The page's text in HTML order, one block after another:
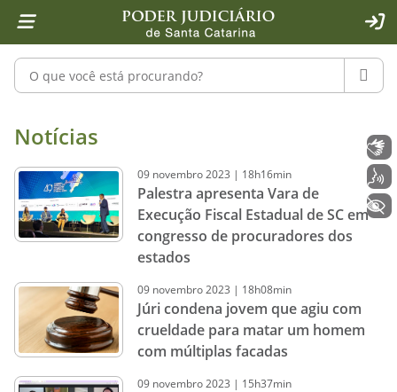
1 Ir para o conteúdo
2 Ir para a ferramenta de acessibilidade - Rybená
4 Ir para o menu principal
5 Ir para a pesquisa
6 Ir para o rodapé
7 Ir para a página inicial
Pesquisar no portal
Notícias - Imprensa - Poder
Notícias
09 novembro2023 | 18h16min
Palestra apresenta Vara de
Execução Fiscal Estadual de SC em
congresso de procuradores dos
estados
09 novembro2023 | 18h08min
Júri condena jovem que agiu com
crueldade para matar um homem
com múltiplas facadas
09 novembro2023 | 15h37min
+ Acessibilidade